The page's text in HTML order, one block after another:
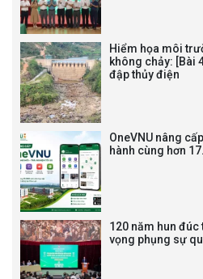
vị trí
Bảo
Hiểm họa môi
không chảy: [Bài
đập thủy điện
OneVNU nâng
hành cùng hơn
120 năm hun đúc
vọng phụng sự